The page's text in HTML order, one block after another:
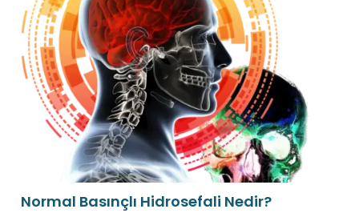
Normal Basınçlı Hidrosefali Nedir?